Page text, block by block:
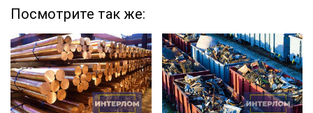
Посмотрите так же: